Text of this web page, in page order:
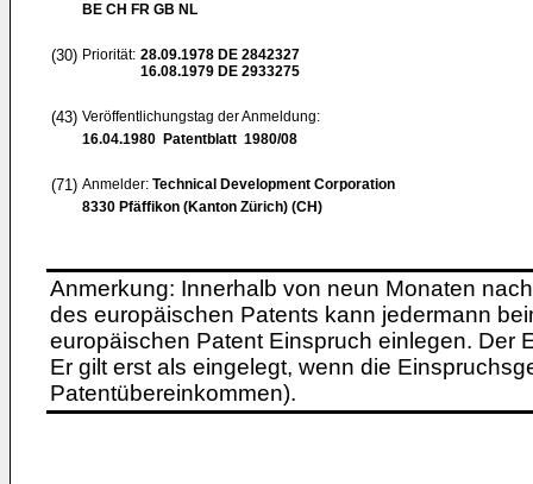
BE CH FR GB NL
(30) Priorität: 28.09.1978 DE 2842327
16.08.1979 DE 2933275
(43) Veröffentlichungstag der Anmeldung:
16.04.1980 Patentblatt 1980/08
(71) Anmelder: Technical Development Corporation
8330 Pfäffikon (Kanton Zürich) (CH)
Anmerkung: Innerhalb von neun Monaten
des europäischen Patents kann jedermann
europäischen Patent Einspruch einlegen. Der
Er gilt erst als eingelegt, wenn die
Patentübereinkommen).